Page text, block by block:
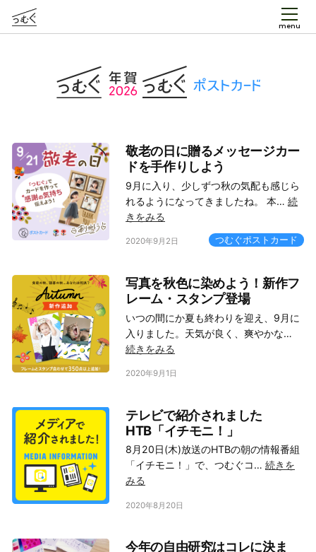
敬老の日に贈るメッセージカー
ドを手作りしよう
9月に入り、少しずつ秋の気配も感じら
れるようになってきましたね。 本…続
きをみる
2020年9月2日 つむぐポストカード
写真を秋色に染めよう！新作フ
レーム・スタンプ登場
いつの間にか夏も終わりを迎え、9月に
入りました。天気が良く、爽やかな…
続きをみる
2020年9月1日
テレビで紹介されました
HTB「イチモニ！」
8月20日(木)放送のHTBの朝の情報番組
「イチモニ！」で、つむぐコ…続きを
みる
2020年8月20日
今年の自由研究はコレに決ま
menu